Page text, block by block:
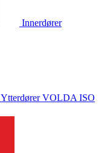
Innerdører
YtterdørerVOLDA ISO